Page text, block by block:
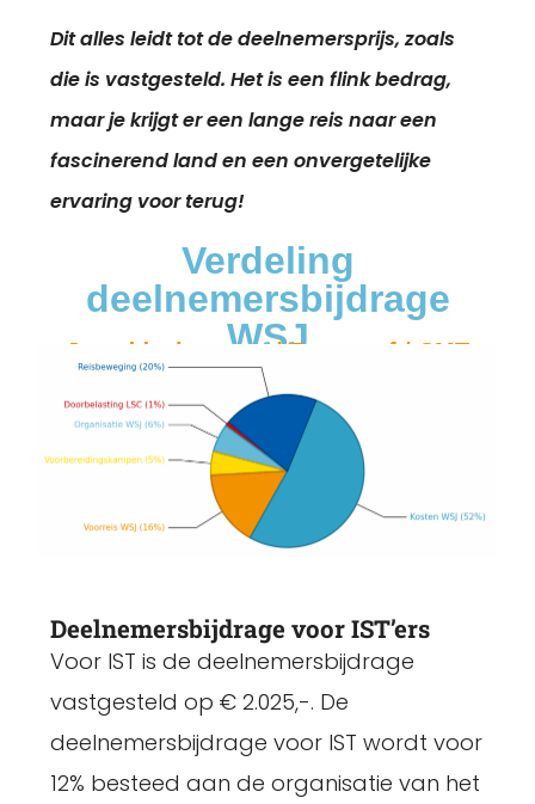
Dit alles leidt tot de deelnemersprijs, zoals
die is vastgesteld. Het is een flink bedrag,
maar je krijgt er een lange reis naar een
fascinerend land en een onvergetelijke
ervaring voor terug!
Verdeling
deelnemersbijdrage
WSJ
Jeugddeelnemers / Troepstaf / CMT
Deelnemersbijdrage voor IST’ers
Voor IST is de deelnemersbijdrage
vastgesteld op € 2.025,-. De
deelnemersbijdrage voor IST wordt voor
12% besteed aan de organisatie van het